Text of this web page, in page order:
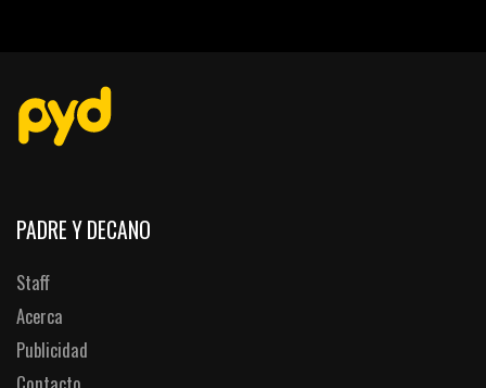
PADRE Y DECANO
Staff
Acerca
Publicidad